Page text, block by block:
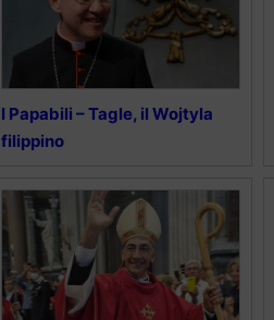
I Papabili – Tagle, il Wojtyla
filippino